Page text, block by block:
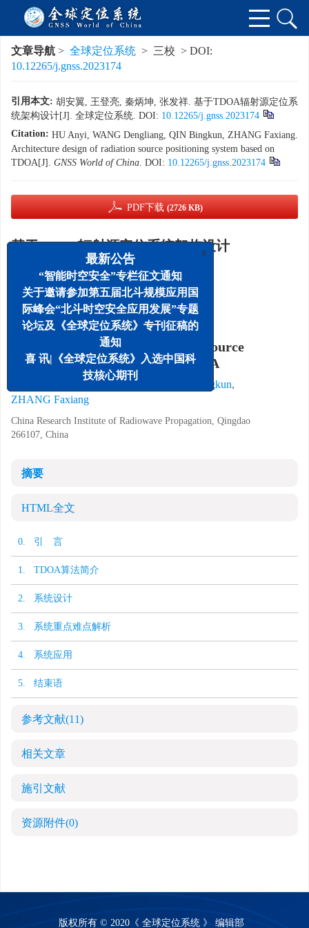
文章导航 > 全球定位系统 > 三校 > DOI:
10.12265/j.gnss.2023174
引用本文: 胡安翼, 王登亮, 秦炳坤, 张发祥. 基于TDOA辐射源定位系
统架构设计[J]. 全球定位系统. DOI: 10.12265/j.gnss.2023174
Citation: HU Anyi, WANG Dengliang, QIN Bingkun, ZHANG Faxiang.
Architecture design of radiation source positioning system based on
TDOA[J]. GNSS World of China. DOI: 10.12265/j.gnss.2023174
PDF下载 (2726 KB)
基于TDOA辐射源定位系统架构设计
, 王登亮, 秦炳坤, 张发祥
中国电波传播研究所, 山东 青岛 266107
详细信息
Architecture design of radiation source
positioning system based on TDOA
WANG Dengliang QIN Bingkun,
ZHANG Faxiang
China Research Institute of Radiowave Propagation, Qingdao
266107, China
摘要
HTML全文
0. 引 言
1. TDOA算法简介
2. 系统设计
3. 系统重点难点解析
4. 系统应用
5. 结束语
参考文献(11)
相关文章
施引文献
资源附件(0)
版权所有 © 2020《 全球定位系统 》 编辑部
x
最新公告
“智能时空安全”专栏征文通知
关于邀请参加第五届北斗规模应用国
际峰会“北斗时空安全应用发展”专题
论坛及《全球定位系统》专刊征稿的
通知
喜 讯|《全球定位系统》入选中国科
技核心期刊